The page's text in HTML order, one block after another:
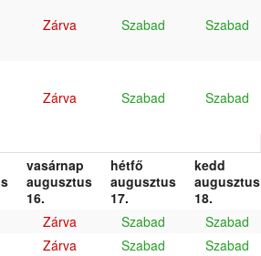
Zárva Szabad Szabad
Zárva Szabad Szabad
vasárnap
augusztus
16.
hétfő
augusztus
17.
kedd
augusztus
18.
Zárva Szabad
Szabad
Zárva Szabad
Szabad